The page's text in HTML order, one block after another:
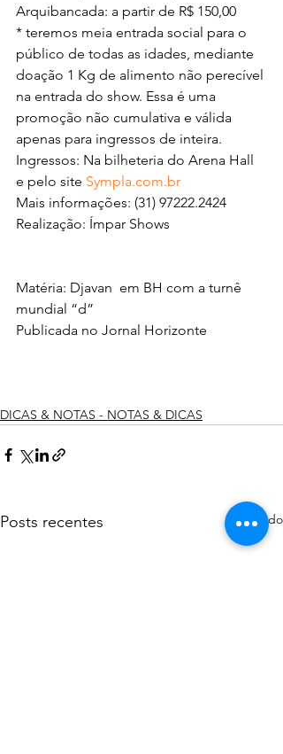
Arquibancada: a partir de R$ 150,00
* teremos meia entrada social para o
público de todas as idades, mediante
doação 1 Kg de alimento não perecível
na entrada do show. Essa é uma
promoção não cumulativa e válida
apenas para ingressos de inteira.
Ingressos: Na bilheteria do Arena Hall
e pelo site Sympla.com.br
Mais informações: (31) 97222.2424
Realização: Ímpar Shows
Matéria: Djavan  em BH com a turnê
mundial “d”
Publicada no Jornal Horizonte
DICAS & NOTAS - NOTAS & DICAS
Posts recentes Ver tudo